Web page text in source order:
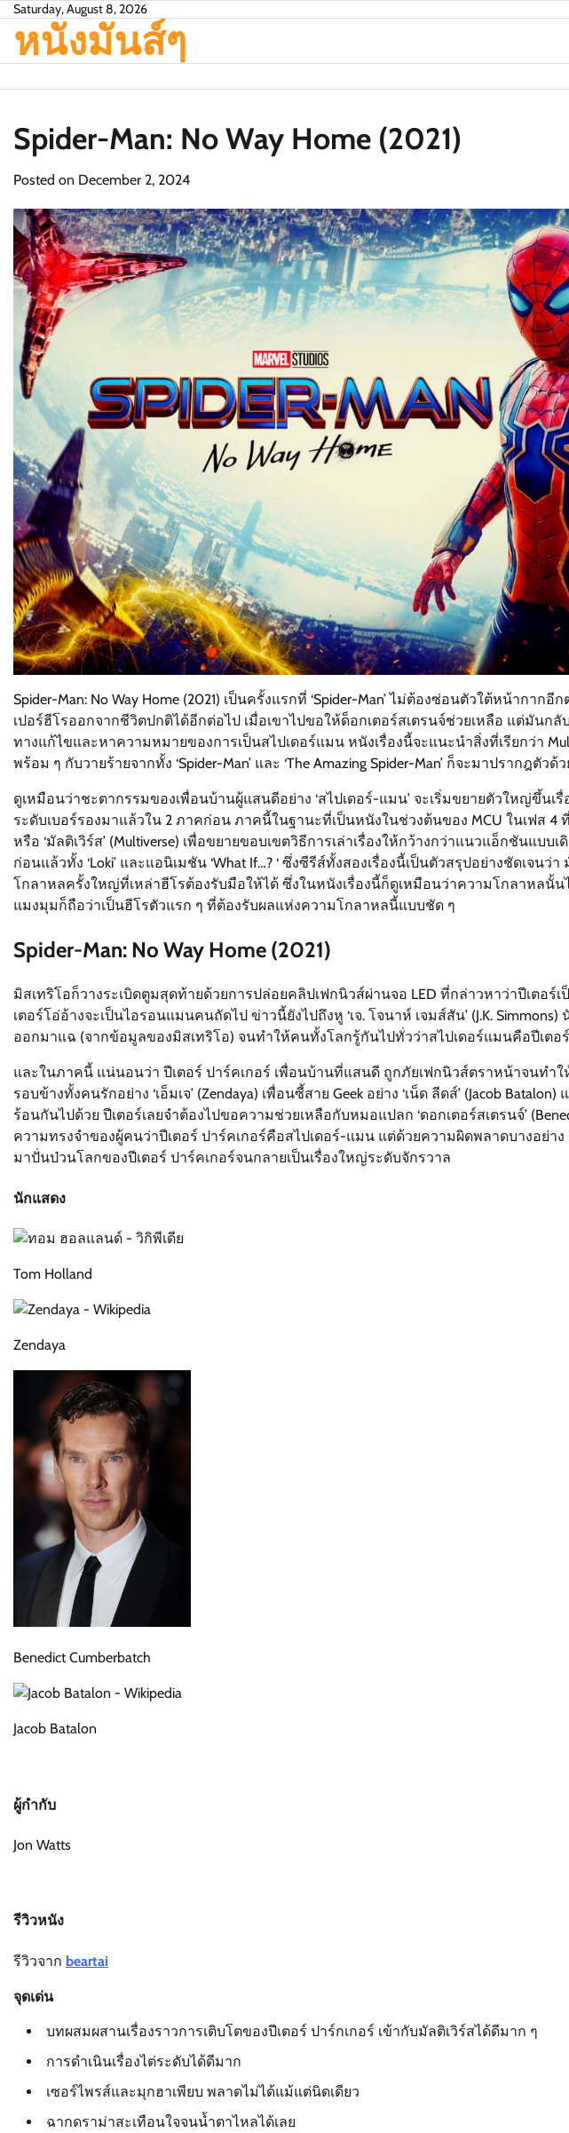
Skip
content
Saturday, August 8, 2026
หนังมันส์ๆ
Spider-Man: No Way Home (2021)
Posted on December 2, 2024
Spider-Man: No Way Home (2021) เป็นครั้งแรกที่ ‘Spider-Man’ ไม่ต้องซ่อนตัวใต้หน้ากา
เปอร์ฮีโรออกจากชีวิตปกติได้อีกต่อไป เมื่อเขาไปขอให้ด็อกเตอร์สเตรนจ์ช่วยเหลือ แต่มันกลั
ทางแก้ไขและหาความหมายของการเป็นสไปเดอร์แมน หนังเรื่องนี้จะแนะนำสิ่งที่เรียกว่า
พร้อม ๆ กับวายร้ายจากทั้ง ‘Spider-Man’ และ ‘The Amazing Spider-Man’ ก็จะมาปรากฎตัวด้
ดูเหมือนว่าชะตากรรมของเพื่อนบ้านผู้แสนดีอย่าง ‘สไปเดอร์-แมน’ จะเริ่มขยายตัวใหญ่ขึ้น
ระดับเบอร์รองมาแล้วใน 2 ภาคก่อน ภาคนี้ในฐานะที่เป็นหนังในช่วงต้นของ MCU ในเฟส 4
หรือ ‘มัลติเวิร์ส’ (Multiverse) เพื่อขยายขอบเขตวิธีการเล่าเรื่องให้กว้างกว่าแนวแอ็กชันแบ
ก่อนแล้วทั้ง ‘Loki’ และแอนิเมชัน ‘What If…? ‘ ซึ่งซีรีส์ทั้งสองเรื่องนี้เป็นตัวสรุปอย่างชัดเจ
โกลาหลครั้งใหญ่ที่เหล่าฮีโรต้องรับมือให้ได้ ซึ่งในหนังเรื่องนี้ก็ดูเหมือนว่าความโกลาหลนั้น
แมงมุมก็ถือว่าเป็นฮีโรตัวแรก ๆ ที่ต้องรับผลแห่งความโกลาหลนี้แบบชัด ๆ
Spider-Man: No Way Home (2021)
มิสเทริโอก็วางระเบิดตูมสุดท้ายด้วยการปล่อยคลิปเฟกนิวส์ผ่านจอ LED ที่กล่าวหาว่าปีเตอร์
เตอร์โอ่อ้างจะเป็นไอรอนแมนคนถัดไป ข่าวนี้ยังไปถึงหู ‘เจ. โจนาห์ เจมส์สัน’ (J.K.
ออกมาแฉ (จากข้อมูลของมิสเทริโอ) จนทำให้คนทั้งโลกรู้กันไปทั่วว่าสไปเดอร์แมนคือปีเตอ
และในภาคนี้ แน่นอนว่า ปีเตอร์ ปาร์คเกอร์ เพื่อนบ้านที่แสนดี ถูกภัยเฟกนิวส์ตราหน้าจนทำ
รอบข้างทั้งคนรักอย่าง ‘เอ็มเจ’ (Zendaya) เพื่อนซี้สาย Geek อย่าง ‘เน็ด ลีดส์’ (Jacob Batalon)
ร้อนกันไปด้วย ปีเตอร์เลยจำต้องไปขอความช่วยเหลือกับหมอแปลก ‘ดอกเตอร์สเตรนจ์’
ความทรงจำของผู้คนว่าปีเตอร์ ปาร์คเกอร์คือสไปเดอร์-แมน แต่ด้วยความผิดพลาดบางอย่า
มาปั่นป่วนโลกของปีเตอร์ ปาร์คเกอร์จนกลายเป็นเรื่องใหญ่ระดับจักรวาล
นักแสดง
Tom Holland
Zendaya
Benedict Cumberbatch
Jacob Batalon
ผู้กำกับ
Jon Watts
รีวิวหนัง
รีวิวจาก beartai
จุดเด่น
บทผสมผสานเรื่องราวการเติบโตของปีเตอร์ ปาร์กเกอร์ เข้ากับมัลติเวิร์สได้ดีมาก ๆ
การดำเนินเรื่องไต่ระดับได้ดีมาก
เซอร์ไพรส์และมุกฮาเพียบ พลาดไม่ได้แม้แต่นิดเดียว
ฉากดราม่าสะเทือนใจจนน้ำตาไหลได้เลย